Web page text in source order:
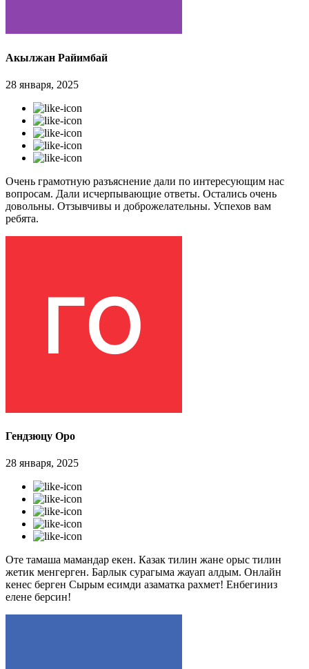
Акылжан Райимбай
28 января, 2025
Очень грамотную разъяснение дали по интересующим нас
вопросам. Дали исчерпывающие ответы. Остались очень
довольны. Отзывчивы и доброжелательны. Успехов вам
ребята.
Гендзюцу Оро
28 января, 2025
Оте тамаша мамандар екен. Казак тилин жане орыс тилин
жетик менгерген. Барлык сурагыма жауап алдым. Онлайн
кенес берген Сырым есимди азаматка рахмет! Енбегиниз
елене берсин!